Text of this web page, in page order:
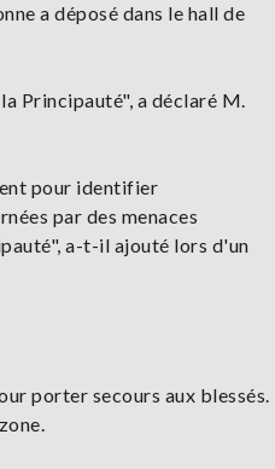
a déposé dans le hall de
Principauté", a déclaré M.
pour identifier
par des menaces
a-t-il ajouté lors d'un
porter secours aux blessés.